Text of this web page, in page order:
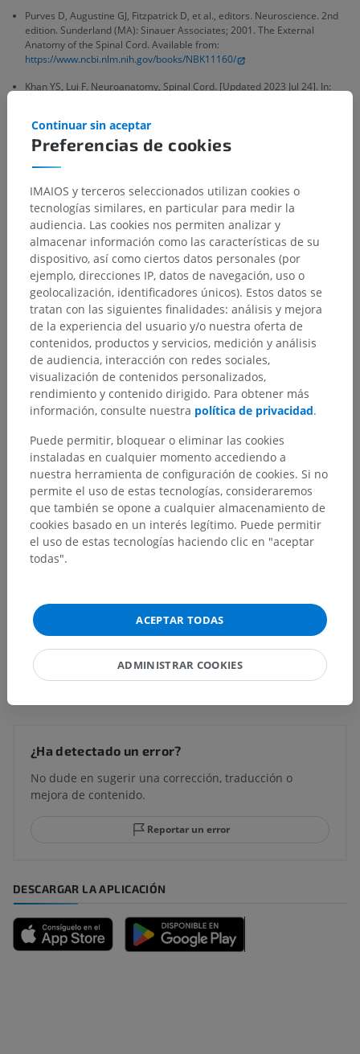
Purves D, Augustine GJ, Fitzpatrick D, et al., editors. Neuroscience. 2nd
edition. Sunderland (MA): Sinauer Associates; 2001. The External
Anatomy of the Spinal Cord. Available from:
https://www.ncbi.nlm.nih.gov/books/NBK11160/
Khan YS, Lui F. Neuroanatomy, Spinal Cord. [Updated 2023 Jul 24]. In:
Snell, R.S. (2010). ‘Chapter 4: The Spinal cord and the Ascending and
Wolters Kluwer Health/Lippincott Williams & Wilkins, pp.137-138.
Jerarquía anatómica
Anatomía humana 2
Anatomía humana 1
Anatomía sistémica> Sistema nervioso>
Sistema nervioso central> Médula espinal>
Intumescencia cervical
Estructuras subyacentes:No hay estructuras
subyacentes correspondientes para esta parte
anatómica
Neuroanatomía humana
Anatomía comparada en animales
Traducciones
¿Ha detectado un error?
No dude en sugerir una corrección, traducción o
mejora de contenido.
Reportar un error
DESCARGAR LA APLICACIÓN
Preferencias de cookies
Continuar sin aceptar
IMAIOS y terceros seleccionados utilizan cookies o
tecnologías similares, en particular para medir la
audiencia. Las cookies nos permiten analizar y
almacenar información como las características de su
dispositivo, así como ciertos datos personales (por
ejemplo, direcciones IP, datos de navegación, uso o
geolocalización, identificadores únicos). Estos datos se
tratan con las siguientes finalidades: análisis y mejora
de la experiencia del usuario y/o nuestra oferta de
contenidos, productos y servicios, medición y análisis
de audiencia, interacción con redes sociales,
visualización de contenidos personalizados,
rendimiento y contenido dirigido. Para obtener más
información, consulte nuestra política de privacidad.
Puede permitir, bloquear o eliminar las cookies
instaladas en cualquier momento accediendo a
nuestra herramienta de configuración de cookies. Si no
permite el uso de estas tecnologías, consideraremos
que también se opone a cualquier almacenamiento de
cookies basado en un interés legítimo. Puede permitir
el uso de estas tecnologías haciendo clic en "aceptar
todas".
ACEPTAR TODAS
ADMINISTRAR COOKIES